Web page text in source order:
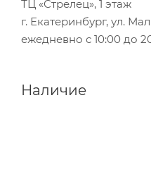
ТЦ «Стрелец», 1 этаж
г. Екатеринбург, ул.
ежедневно с 10:00 до
Наличие